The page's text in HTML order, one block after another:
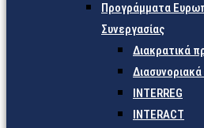
Προγράμματα
Συνεργασίας
Διακρατικά
INTERREG
INTERACT